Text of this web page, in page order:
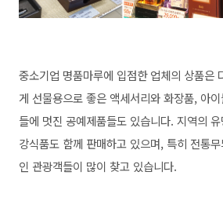
중소기업 명품마루에 입점한 업체의 상품은
게 선물용으로 좋은 액세서리와 화장품, 아
들에 멋진 공예제품들도 있습니다. 지역의
강식품도 함께 판매하고 있으며, 특히 전통
인 관광객들이 많이 찾고 있습니다.